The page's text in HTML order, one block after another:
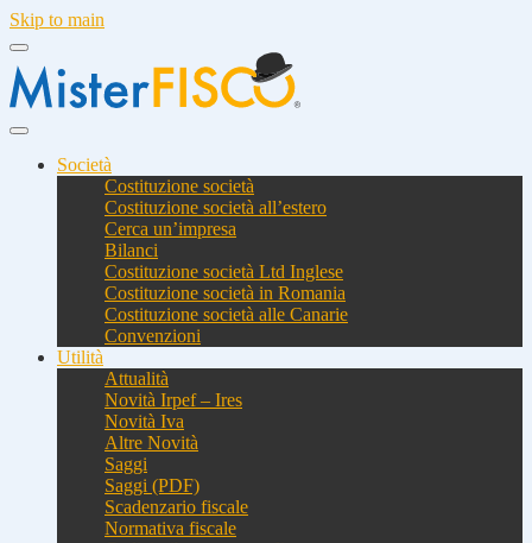
Skip to main
Società
Costituzione società
Costituzione società all’estero
Cerca un’impresa
Bilanci
Costituzione società Ltd Inglese
Costituzione società in Romania
Costituzione società alle Canarie
Convenzioni
Utilità
Attualità
Novità Irpef – Ires
Novità Iva
Altre Novità
Saggi
Saggi (PDF)
Scadenzario fiscale
Normativa fiscale